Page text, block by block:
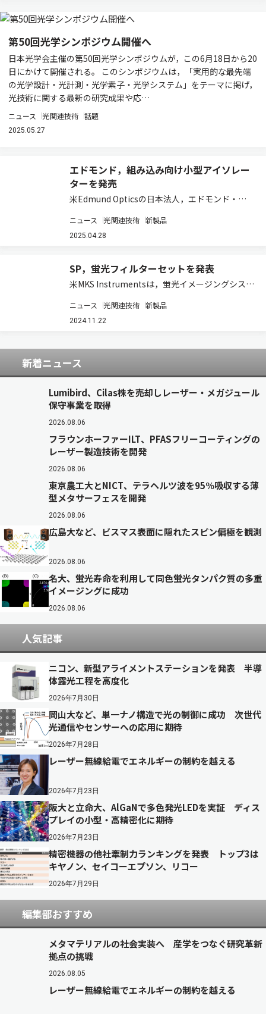
第50回光学シンポジウム開催へ
日本光学会主催の第50回光学シンポジウムが，この6月18日から20
日にかけて開催される。 このシンポジウムは，「実用的な最先端
の光学設計・光計測・光学素子・光学システム」をテーマに掲げ，
光技術に関する最新の研究成果や応…
ニュース 光関連技術 話題
2025.05.27
エドモンド，組み込み向け小型アイソレー
ターを発売
米Edmund Opticsの日本法人，エドモンド・オ
力なレーザー保護を提供する新たなミニフリース
ペース光アイソレーターのリリースを発表した
ニュース 光関連技術 新製品
2025.04.28
SP，蛍光フィルターセットを発表
米MKS Instrumentsは，蛍光イメージングシステ
ルターセットである「Newport ODiate蛍光フィ
ルターセット」を発表した（製品ページ）。日本
ニュース 光関連技術 新製品
2024.11.22
新着ニュース
Lumibird、Cilas株を売却しレーザー・メガジュール
保守事業を取得
2026.08.06
フラウンホーファーILT、PFASフリーコーティングの
レーザー製造技術を開発
2026.08.06
東京農工大とNICT、テラヘルツ波を95％吸収する薄
型メタサーフェスを開発
2026.08.06
広島大など、ビスマス表面に隠れたスピン偏極を観測
2026.08.06
名大、蛍光寿命を利用して同色蛍光タンパク質の多重
イメージングに成功
2026.08.06
人気記事
ニコン、新型アライメントステーションを発表 半導
体露光工程を高度化
2026年7月30日
岡山大など、単一ナノ構造で光の制御に成功 次世代
光通信やセンサーへの応用に期待
2026年7月28日
レーザー無線給電でエネルギーの制約を越える
2026年7月23日
阪大と立命大、AlGaNで多色発光LEDを実証 ディス
プレイの小型・高精密化に期待
2026年7月23日
精密機器の他社牽制力ランキングを発表 トップ3は
キヤノン、セイコーエプソン、リコー
2026年7月29日
編集部おすすめ
メタマテリアルの社会実装へ 産学をつなぐ研究革新
拠点の挑戦
2026.08.05
レーザー無線給電でエネルギーの制約を越える